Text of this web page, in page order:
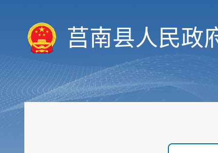
莒南县人民政
行政权力
优化服务
审计与后评估
建议提案公开